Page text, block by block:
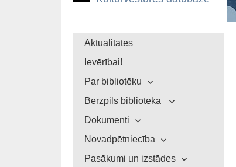
Aktualitātes
Ievērībai!
Par bibliotēku
Bērzpils bibliotēka
Dokumenti
Novadpētniecība
Pasākumi un izstādes